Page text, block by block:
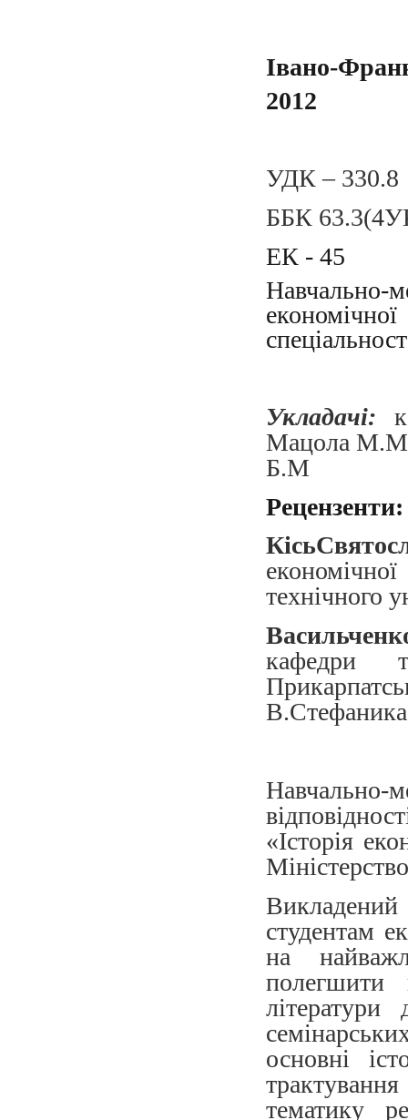
Івано-
2012
УДК – 330.8
ББК
ЕК - 45
Навчально-
Укладачі:
Мацола
Б.М
Рецензенти:
Кісь
технічного
кафедри
«Історія
студентам
на
полегшити
основні
тематику